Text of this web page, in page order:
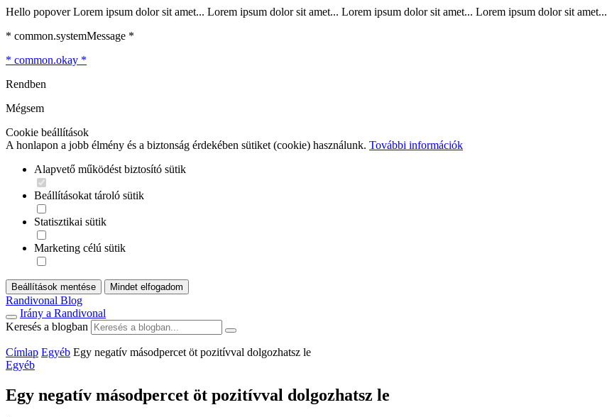
Hello popover Lorem ipsum dolor sit amet... Lorem ipsum dolor sit amet... Lorem ipsum dolor sit amet... Lorem ipsum dolor sit amet...
* common.systemMessage *
* common.okay *
Rendben
Mégsem
Cookie beállítások
A honlapon a jobb élmény és a biztonság érdekében sütiket (cookie) használunk. További információk
Alapvető működést biztosító sütik
Beállításokat tároló sütik
Statisztikai sütik
Marketing célú sütik
Beállítások mentése Mindet elfogadom
Randivonal Blog
Irány a Randivonal
Keresés a blogban
Címlap Egyéb Egy negatív másodpercet öt pozitívval dolgozhatsz le
Egyéb
Egy negatív másodpercet öt pozitívval dolgozhatsz le